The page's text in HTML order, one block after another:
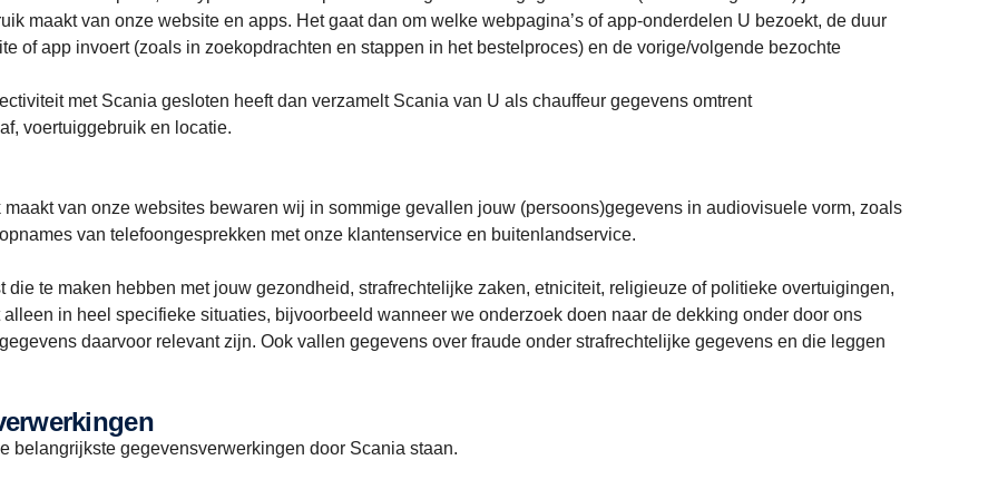
maakt van onze website en apps. Het gaat dan om welke webpagina’s of app-onderdelen U bezoekt, de duur
of app invoert (zoals in zoekopdrachten en stappen in het bestelproces) en de vorige/volgende bezochte
met Scania gesloten heeft dan verzamelt Scania van U als chauffeur gegevens omtrent
voertuiggebruik en locatie.
van onze websites bewaren wij in sommige gevallen jouw (persoons)gegevens in audiovisuele vorm, zoals
van telefoongesprekken met onze klantenservice en buitenlandservice.
te maken hebben met jouw gezondheid, strafrechtelijke zaken, etniciteit, religieuze of politieke overtuigingen,
in heel specifieke situaties, bijvoorbeeld wanneer we onderzoek doen naar de dekking onder door ons
daarvoor relevant zijn. Ook vallen gegevens over fraude onder strafrechtelijke gegevens en die leggen
belangrijkste gegevensverwerkingen door Scania staan.